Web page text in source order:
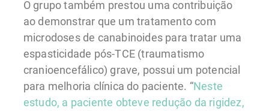
O grupo também prestou uma contribuição
ao demonstrar que um tratamento com
microdoses de canabinoides para tratar uma
espasticidade pós-TCE (traumatismo
cranioencefálico) grave, possui um potencial
para melhoria clínica do paciente. “Neste
estudo, a paciente obteve redução da rigidez,